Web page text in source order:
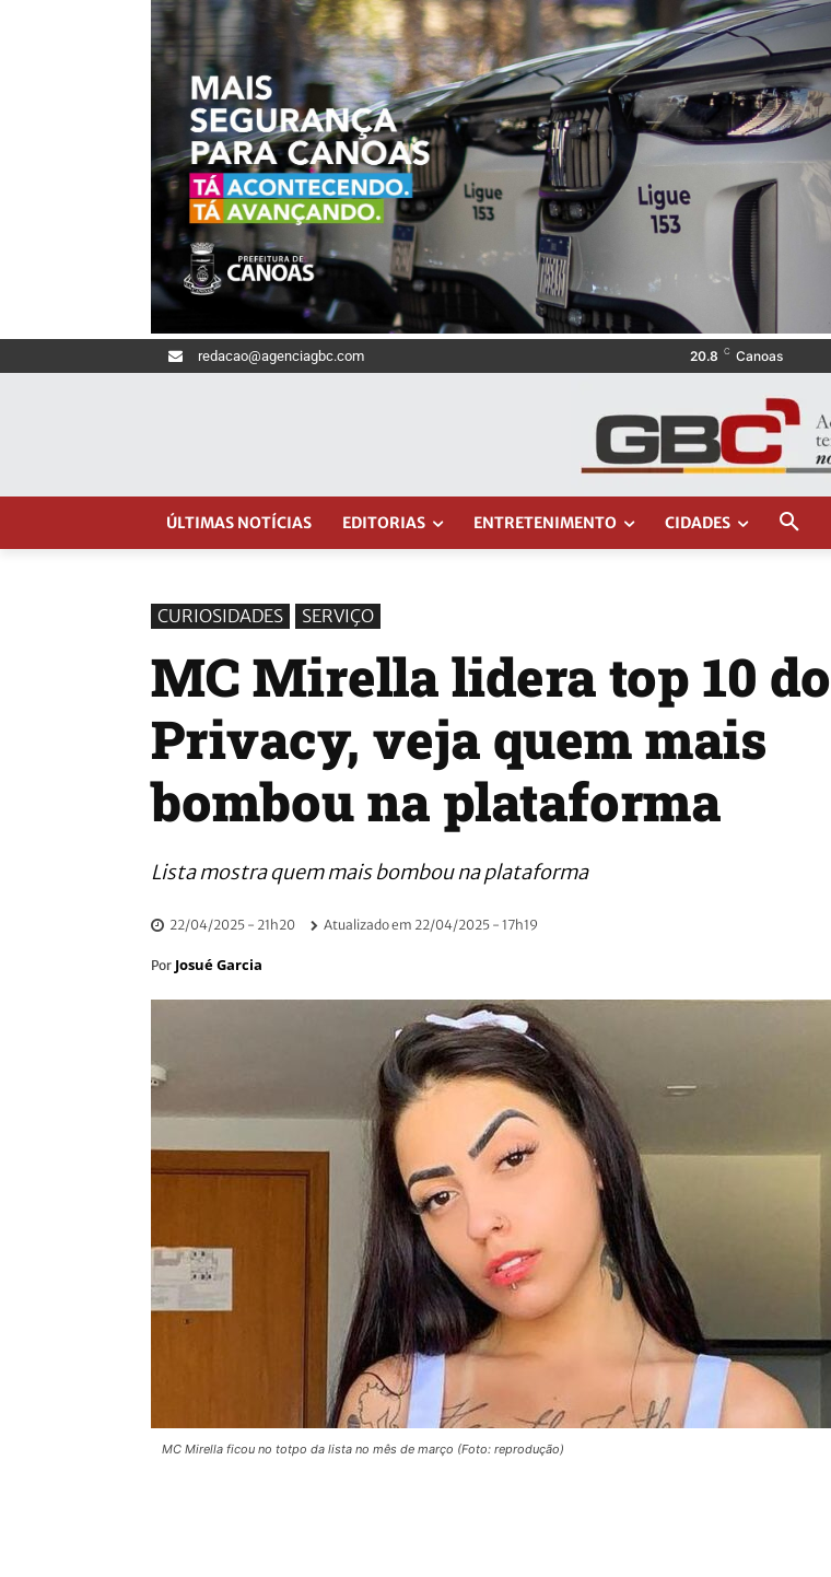
redacao@agenciagbc.com 20.8 C Canoas
ÚLTIMAS NOTÍCIAS EDITORIAS ENTRETENIMENTO CIDADES
CURIOSIDADES SERVIÇO
MC Mirella lidera top 10 do
Privacy, veja quem mais
bombou na plataforma
Lista mostra quem mais bombou na plataforma
22/04/2025 - 21h20 Atualizado em 22/04/2025 - 17h19
Por Josué Garcia
MC Mirella ficou no totpo da lista no mês de março (Foto: reprodução)